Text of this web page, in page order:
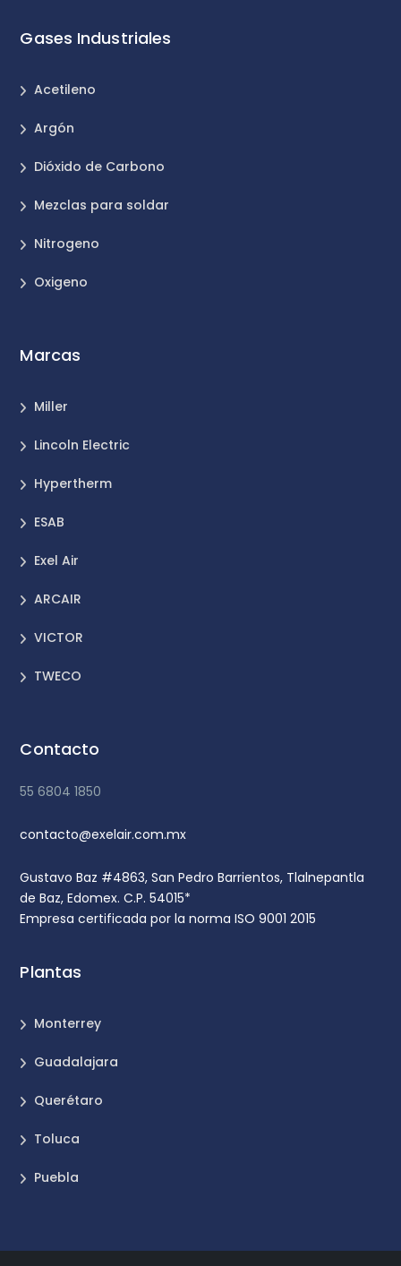
Gases Industriales
Acetileno
Argón
Dióxido de Carbono
Mezclas para soldar
Nitrogeno
Oxigeno
Marcas
Miller
Lincoln Electric
Hypertherm
ESAB
Exel Air
ARCAIR
VICTOR
TWECO
Contacto
55 6804 1850
contacto@exelair.com.mx
Gustavo Baz #4863, San Pedro Barrientos, Tlalnepantla
de Baz, Edomex. C.P. 54015*
Empresa certificada por la norma ISO 9001 2015
Plantas
Monterrey
Guadalajara
Querétaro
Toluca
Puebla